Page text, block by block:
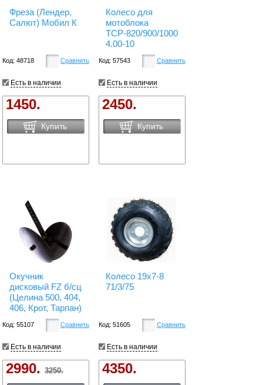
Фреза (Лендер,
Салют) Мобил К
Код: 48718 Сравнить
Есть в наличии
1450.
Купить
Колесо для
мотоблока
ТСР-820/900/1000
4.00-10
Код: 57543 Сравнить
Есть в наличии
2450.
Купить
Окучник
дисковый FZ б/сц
(Целина 500, 404,
406, Крот, Тарпан)
Код: 55107 Сравнить
Есть в наличии
2990. 3250.
Колесо 19х7-8
71/3/75
Код: 51605 Сравнить
Есть в наличии
4350.